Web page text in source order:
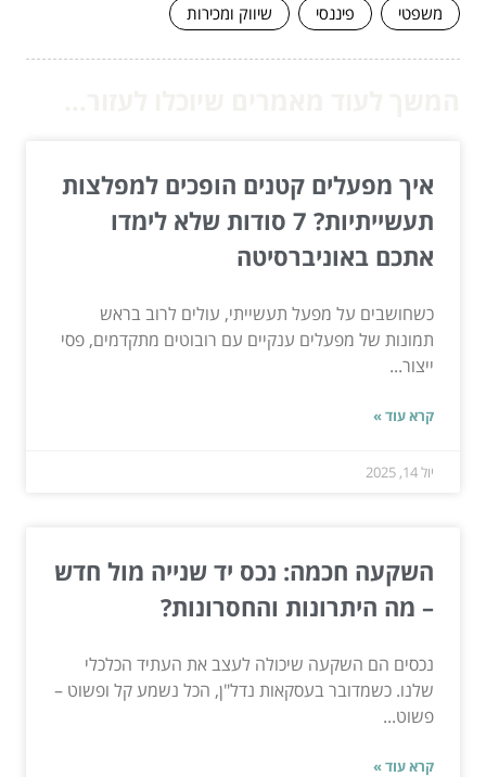
משפטי פיננסי שיווק ומכירות
איך מפעלים קטנים הופכים למפלצות
תעשייתיות? 7 סודות שלא לימדו
אתכם באוניברסיטה
כשחושבים על מפעל תעשייתי, עולים לרוב בראש
תמונות של מפעלים ענקיים עם רובוטים מתקדמים, פסי
ייצור...
קרא עוד »
יול 14, 2025
השקעה חכמה: נכס יד שנייה מול חדש
– מה היתרונות והחסרונות?
נכסים הם השקעה שיכולה לעצב את העתיד הכלכלי
שלנו. כשמדובר בעסקאות נדל"ן, הכל נשמע קל ופשוט –
פשוט...
קרא עוד »